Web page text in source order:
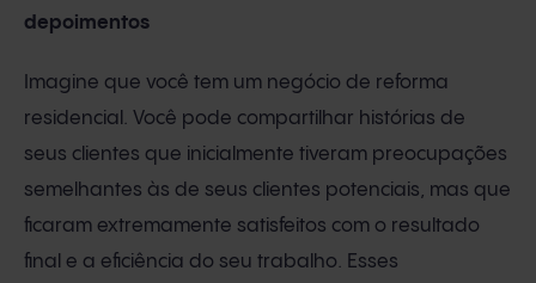
depoimentos
Imagine que você tem um negócio de reforma
residencial. Você pode compartilhar histórias de
seus clientes que inicialmente tiveram preocupações
semelhantes às de seus clientes potenciais, mas que
ficaram extremamente satisfeitos com o resultado
final e a eficiência do seu trabalho. Esses